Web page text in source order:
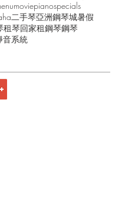
moviepianospecials
二手琴亞洲鋼琴城暑假
租琴回家租鋼琴鋼琴
音系統